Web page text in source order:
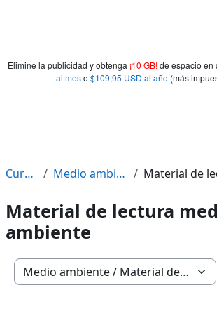
Elimine la publicidad y obtenga ¡10 GB!de espacio en
al meso $109,95 USD al año (más
Cursos Medio ambiente
Material de lectura
ambiente
Categorías